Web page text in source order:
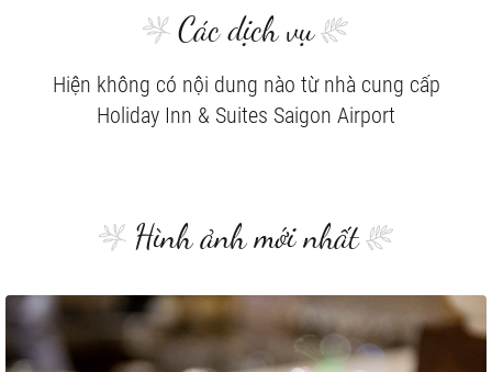
Các dịch vụ
Hiện không có nội dung nào từ nhà cung cấp
Holiday Inn & Suites Saigon Airport
Hình ảnh mới nhất